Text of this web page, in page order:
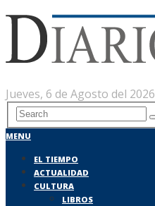
Jueves, 6 de Agosto del 2026
MENU
EL TIEMPO
ACTUALIDAD
CULTURA
LIBROS